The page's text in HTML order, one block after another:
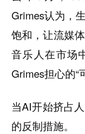
Grimes认为，
饱和，让流媒
音乐人在市场
Grimes担心的“
当AI开始挤占
的反制措施。